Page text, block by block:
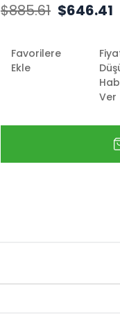
$885.61 $646.41
Favorilere
Ekle
Ver